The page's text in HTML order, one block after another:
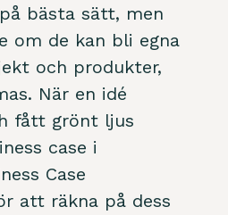
bästa sätt, men
om de kan bli egna
och produkter,
När en idé
fått grönt ljus
case i
Case
att räkna på dess